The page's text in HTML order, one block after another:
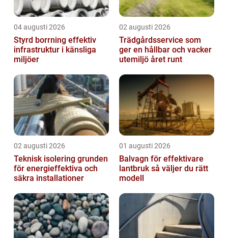
04 augusti 2026
Styrd borrning effektiv
infrastruktur i känsliga
miljöer
02 augusti 2026
Trädgårdsservice som
ger en hållbar och vacker
utemiljö året runt
02 augusti 2026
Teknisk isolering grunden
för energieffektiva och
säkra installationer
01 augusti 2026
Balvagn för effektivare
lantbruk så väljer du rätt
modell